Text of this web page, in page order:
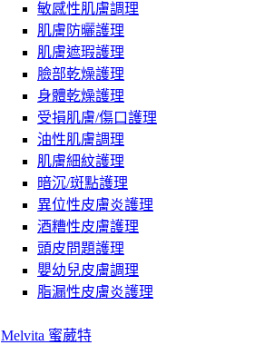
敏感性肌膚調理
肌膚防曬護理
肌膚遮瑕護理
臉部乾燥護理
身體乾燥護理
受損肌膚/傷口護理
油性肌膚調理
肌膚細紋護理
暗沉/斑點護理
異位性皮膚炎護理
酒糟性皮膚護理
頭皮問題護理
嬰幼兒皮膚調理
脂漏性皮膚炎護理
Melvita 蜜葳特